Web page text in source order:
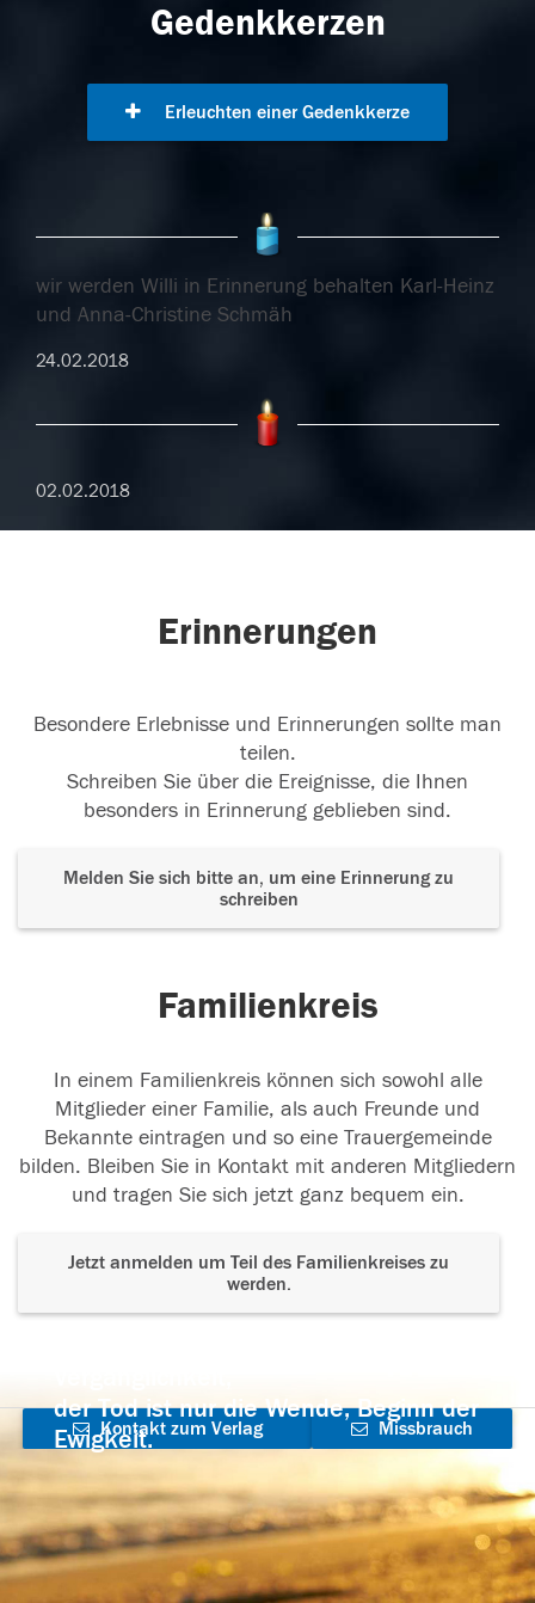
Gedenkkerzen
Erleuchten einer Gedenkkerze
wir werden Willi in Erinnerung behalten Karl-Heinz
und Anna-Christine Schmäh
24.02.2018
02.02.2018
Erinnerungen
Besondere Erlebnisse und Erinnerungen sollte man
teilen.
Schreiben Sie über die Ereignisse, die Ihnen
besonders in Erinnerung geblieben sind.
Melden Sie sich bitte an, um eine Erinnerung zu
schreiben
Familienkreis
In einem Familienkreis können sich sowohl alle
Mitglieder einer Familie, als auch Freunde und
Bekannte eintragen und so eine Trauergemeinde
bilden. Bleiben Sie in Kontakt mit anderen Mitgliedern
und tragen Sie sich jetzt ganz bequem ein.
Jetzt anmelden um Teil des Familienkreises zu
werden.
der Tod ist nur die Wende, Beginn der
Ewigkeit.
Kontakt zum Verlag
aufnehmen
Missbrauch